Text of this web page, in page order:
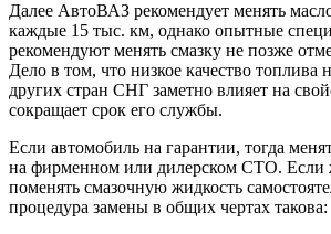
Далее АвтоВАЗ рекомендует менять
каждые 15 тыс. км, однако опытные
рекомендуют менять смазку не позже
Дело в том, что низкое качество топлива
других стран СНГ заметно влияет на
сокращает срок его службы.
Если автомобиль на гарантии, тогда
на фирменном или дилерском СТО. Если
поменять смазочную жидкость
процедура замены в общих чертах такова: